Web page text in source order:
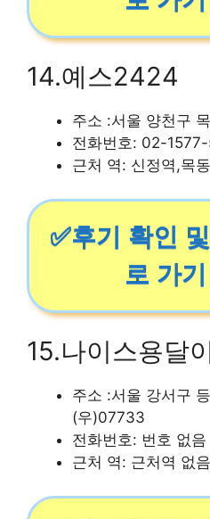
14.예스2424
주소 :서울 양천구
전화번호: 02-
근처 역: 신정역,목
✅후기 확인
로 가
15.나이스용달
주소 :서울 강서구
(우)07733
전화번호: 번호 없음
근처 역: 근처역 없음